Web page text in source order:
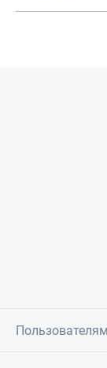
Пользователям